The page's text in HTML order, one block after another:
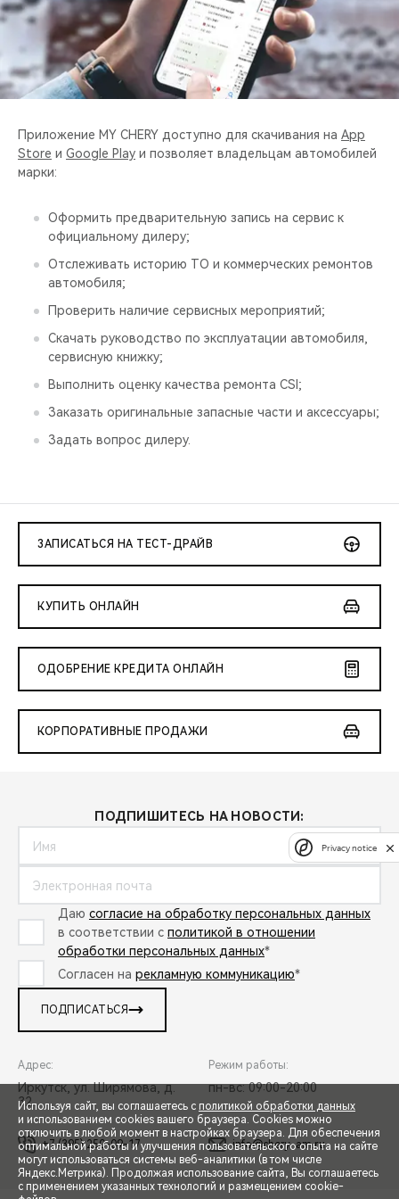
СПЕЦПРЕДЛОЖЕНИЯ
CHERY И СПОРТ
НАШИ МЕРОПРИЯТИЯ
ВИДЕООБЗОРЫ
Приложение MY CHERY доступно для скачивания на App
Store и Google Play и позволяет владельцам автомобилей
марки:
Оформить предварительную запись на сервис к
официальному дилеру;
Отслеживать историю ТО и коммерческих ремонтов
автомобиля;
Проверить наличие сервисных мероприятий;
Скачать руководство по эксплуатации автомобиля,
сервисную книжку;
Выполнить оценку качества ремонта CSI;
Заказать оригинальные запасные части и аксессуары;
Задать вопрос дилеру.
ЗАПИСАТЬСЯ НА ТЕСТ-ДРАЙВ
КУПИТЬ ОНЛАЙН
ОДОБРЕНИЕ КРЕДИТА ОНЛАЙН
КОРПОРАТИВНЫЕ ПРОДАЖИ
ПОДПИШИТЕСЬ НА НОВОСТИ:
Даю согласие на обработку персональных данных
в соответствии с политикой в отношении
обработки персональных данных*
Согласен на рекламную коммуникацию*
ПОДПИСАТЬСЯ
Адрес:
Иркутск, ул. Ширямова, д.
32
Режим работы:
пн-вс: 09:00-20:00
+7 (395) 250-09-17 info@chery-am.ru
Используя сайт, вы соглашаетесь с политикой обработки данных
и использованием cookies вашего браузера. Cookies можно
отключить в любой момент в настройках браузера. Для обеспечения
оптимальной работы и улучшения пользовательского опыта на сайте
могут использоваться системы веб-аналитики (в том числе
Яндекс.Метрика). Продолжая использование сайта, Вы соглашаетесь
с применением указанных технологий и размещением cookie-
Privacy notice